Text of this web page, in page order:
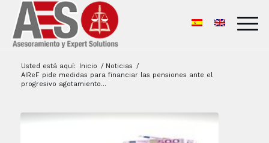
Usted está aquí: Inicio / Noticias /
AIReF pide medidas para financiar las pensiones ante el
progresivo agotamiento...